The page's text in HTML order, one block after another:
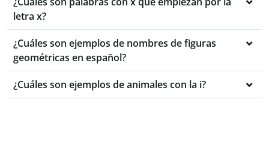
letra x?
¿Cuáles son ejemplos de nombres de figuras
geométricas en español?
¿Cuáles son ejemplos de animales con la i?